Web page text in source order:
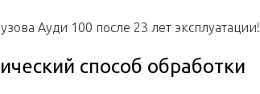
Ауди 100 после 23 лет эксплуатации!
способ обработки